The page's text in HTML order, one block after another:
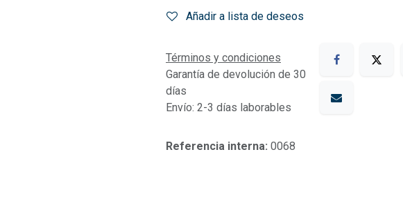
Añadir a lista de deseos
Términos y condiciones
Garantía de devolución de 30
días
Envío: 2-3 días laborables
Referencia interna: 0068